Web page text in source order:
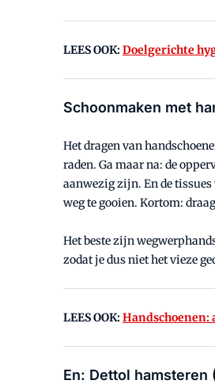
LEES OOK:Doelgerichte
Schoonmaken met
Het dragen van
raden. Ga maar na: de
aanwezig zijn. En de
weg te gooien. Kortom:
Het beste zijn
zodat je dus niet het vieze
LEES OOK:Handschoenen:
En: Dettol hamsteren